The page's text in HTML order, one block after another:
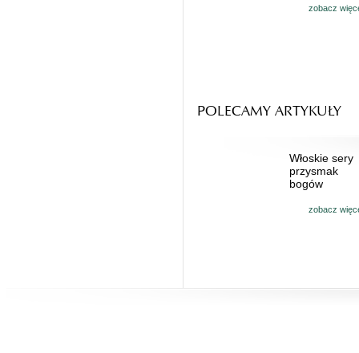
zobacz
POLECAMY ARTYKUŁY
Włoskie sery
przysmak
bogów
zobacz